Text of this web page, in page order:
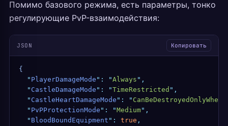
Помимо базового режима, есть параметры, тонко
регулирующие PvP-взаимодействия:
JSON Копировать
{
  "
PlayerDamageMode " : "Always " ,
  "
CastleDamageMode " : "TimeRestricted " ,
  "
CastleHeartDamageMode " : "
  "
PvPProtectionMode " : "Medium" ,
  "
BloodBoundEquipment " : true ,